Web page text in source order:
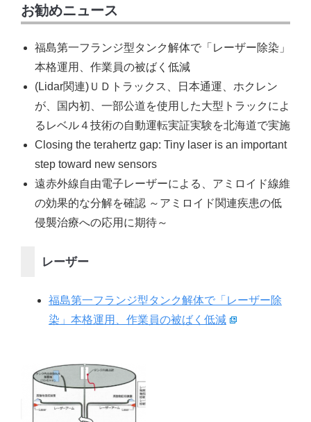
お勧めニュース
福島第一フランジ型タンク解体で「レーザー除染」
本格運用、作業員の被ばく低減
(Lidar関連)ＵＤトラックス、日本通運、ホクレン
が、国内初、一部公道を使用した大型トラックによ
るレベル４技術の自動運転実証実験を北海道で実施
Closing the terahertz gap: Tiny laser is an important
step toward new sensors
遠赤外線自由電子レーザーによる、アミロイド線維
の効果的な分解を確認 ～アミロイド関連疾患の低
侵襲治療への応用に期待～
レーザー
福島第一フランジ型タンク解体で「レーザー除
染」本格運用、作業員の被ばく低減